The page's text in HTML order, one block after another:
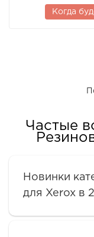
Когда
Частые
Новинки
для Xerox в